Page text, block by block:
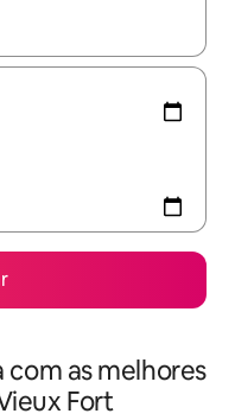
explore-os
as melhores
Fort